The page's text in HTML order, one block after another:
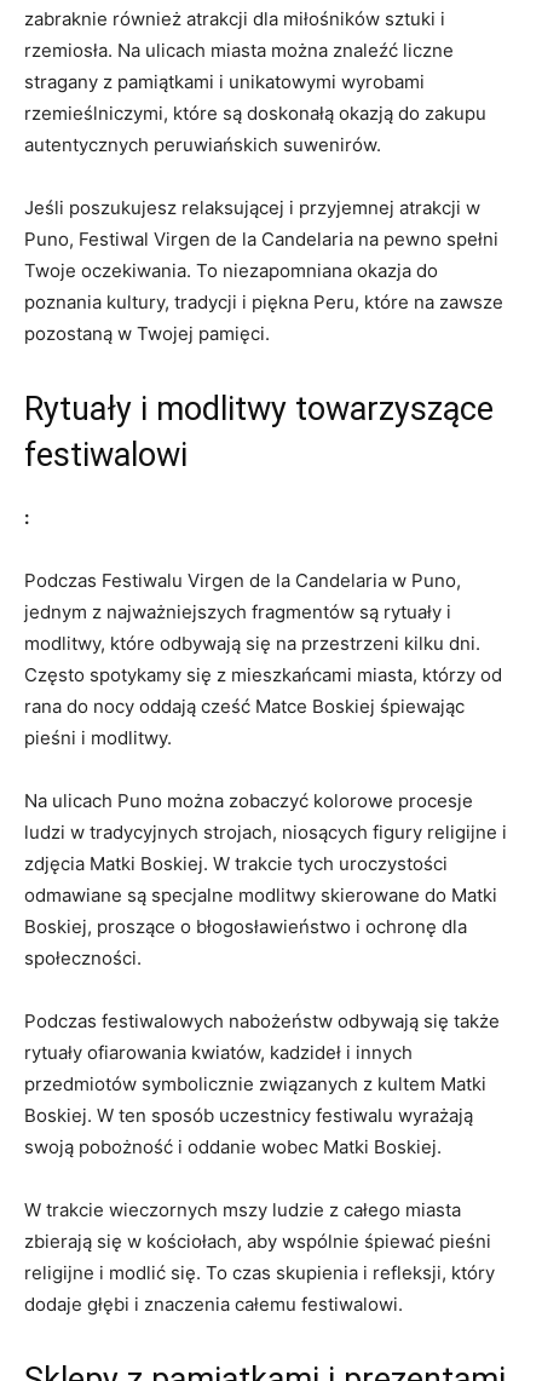
zabraknie również atrakcji‌ dla‍ miłośników sztuki ⁣i
rzemiosła. Na ​ulicach ​miasta można⁤ znaleźć liczne
stragany z pamiątkami i unikatowymi wyrobami⁣
rzemieślniczymi, które ⁣są doskonałą okazją do ​zakupu
autentycznych peruwiańskich suwenirów.
Jeśli poszukujesz relaksującej i przyjemnej ​atrakcji w
Puno, Festiwal Virgen de la Candelaria na pewno spełni
Twoje oczekiwania. ​To niezapomniana okazja do
poznania kultury, tradycji i piękna Peru, które na⁤ zawsze
pozostaną w Twojej pamięci.
Rytuały i ‍modlitwy ⁢towarzyszące
festiwalowi
:
Podczas Festiwalu Virgen ‍de la Candelaria w Puno,
jednym⁣ z‍ najważniejszych fragmentów są rytuały i
modlitwy, które ‌odbywają ‍się na przestrzeni kilku ⁢dni.
⁤Często ‍spotykamy się ⁤z mieszkańcami‌ miasta, ⁣którzy od
‍rana ​do nocy‌ oddają cześć Matce ⁣Boskiej śpiewając‍
pieśni⁢ i modlitwy.
Na ulicach Puno⁤ można⁣ zobaczyć kolorowe procesje
⁤ludzi w tradycyjnych strojach, ​niosących figury ‍religijne i
zdjęcia Matki ‍Boskiej. W trakcie ‍tych uroczystości
odmawiane‍ są​ specjalne ⁢modlitwy skierowane do‌ Matki
Boskiej, proszące o⁤ błogosławieństwo i ‌ochronę dla
społeczności.
Podczas festiwalowych nabożeństw odbywają się także‌
rytuały ‍ofiarowania ⁢kwiatów, kadzideł ‌i innych
przedmiotów symbolicznie związanych z kultem Matki
Boskiej. W ⁣ten sposób uczestnicy festiwalu wyrażają
swoją ‌pobożność‌ i oddanie ⁣wobec Matki Boskiej.
W trakcie ⁢wieczornych ‌mszy ludzie z całego miasta
zbierają się w kościołach, aby wspólnie śpiewać pieśni
religijne⁣ i modlić się.‌ To ⁣czas skupienia ​i‌ refleksji, który
dodaje głębi i znaczenia całemu festiwalowi.